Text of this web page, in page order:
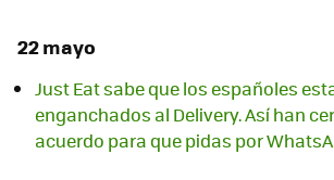
22 mayo
Just Eat sabe que los españoles
enganchados al Delivery. Así han
acuerdo para que pidas por